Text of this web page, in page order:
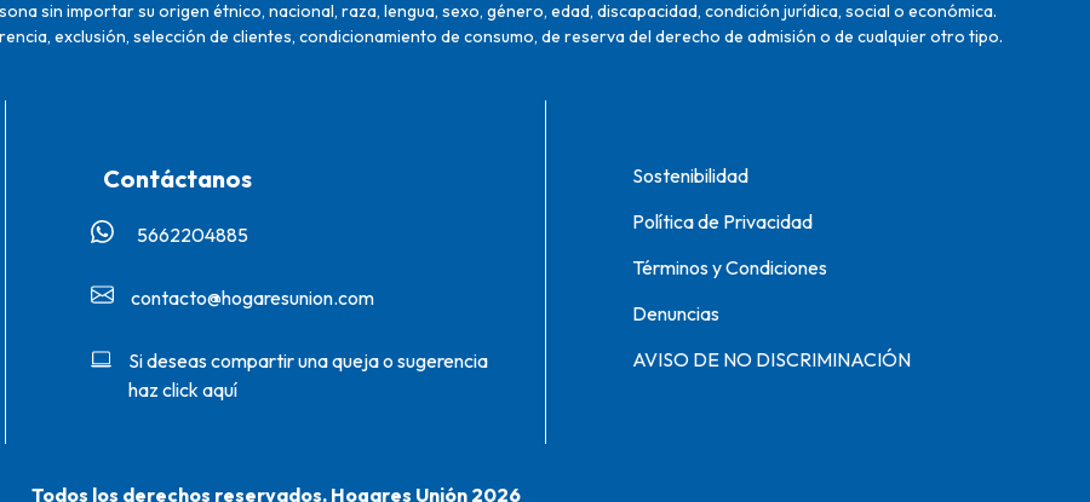
sin importar su origen étnico, nacional, raza, lengua, sexo, género, edad, discapacidad, condición jurídica, social o económica.
exclusión, selección de clientes, condicionamiento de consumo, de reserva del derecho de admisión o de cualquier otro tipo.
Contáctanos
5662204885‬
contacto@hogaresunion.com
Si deseas compartir una queja o sugerencia
haz click aquí
Sostenibilidad
Política de Privacidad
Términos y Condiciones
Denuncias
AVISO DE NO DISCRIMINACIÓN
Todos los derechos reservados. Hogares Unión 2026